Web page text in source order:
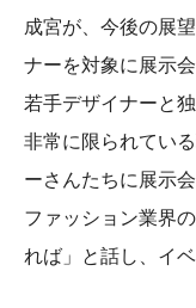
成宮が、今後の展
ナーを対象に展示
若手デザイナーと
非常に限られてい
ーさんたちに展示
ファッション業界
れば」と話し、イ